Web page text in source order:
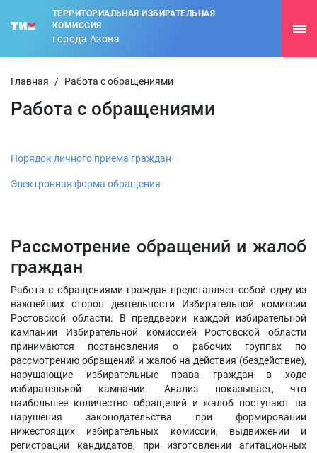
ТЕРРИТОРИАЛЬНАЯ ИЗБИРАТЕЛЬНАЯ
КОМИССИЯ
города Азова
Главная / Работа с обращениями
Работа с обращениями
Порядок личного приема граждан
Электронная форма обращения
Рассмотрение обращений и жалоб
граждан
Работа с обращениями граждан представляет собой одну из
важнейших сторон деятельности Избирательной комиссии
Ростовской области. В преддверии каждой избирательной
кампании Избирательной комиссией Ростовской области
принимаются постановления о рабочих группах по
рассмотрению обращений и жалоб на действия (бездействие),
нарушающие избирательные права граждан в ходе
избирательной кампании. Анализ показывает, что
наибольшее количество обращений и жалоб поступают на
нарушения законодательства при формировании
нижестоящих избирательных комиссий, выдвижении и
регистрации кандидатов, при изготовлении агитационных